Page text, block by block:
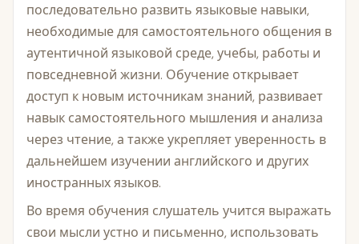
последовательно развить языковые навыки,
необходимые для самостоятельного общения в
аутентичной языковой среде, учебы, работы и
повседневной жизни. Обучение открывает
доступ к новым источникам знаний, развивает
навык самостоятельного мышления и анализа
через чтение, а также укрепляет уверенность в
дальнейшем изучении английского и других
иностранных языков.
Во время обучения слушатель учится выражать
свои мысли устно и письменно, использовать